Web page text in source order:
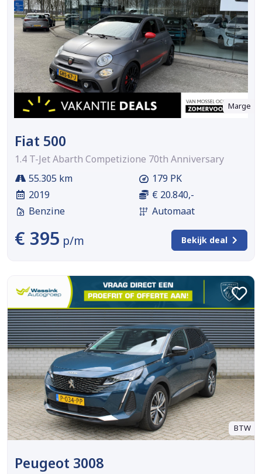
Marge
Fiat 500
1.4 T-Jet Abarth Competizione 70th Anniversary
55.305 km
2019
Benzine
179 PK
€ 20.840,-
Automaat
€ 395 p/m Bekijk deal
BTW
Peugeot 3008